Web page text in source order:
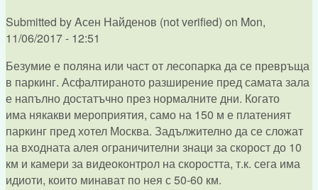
Submitted byAсен Найденов (not verified) on Mon,
11/06/2017 - 12:51
Безумие е поляна или част от лесопарка да се превръща
в паркинг. Асфалтираното разширение пред самата зала
е напълно достатъчно през нормалните дни. Когато
има някакви мероприятия, само на 150 м е платеният
паркинг пред хотел Москва. Задължително да се сложат
на входната алея ограничителни знаци за скорост до 10
км и камери за видеоконтрол на скоростта, т.к. сега има
идиоти, които минават по нея с 50-60 км.